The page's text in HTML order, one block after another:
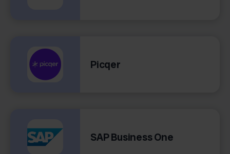
Picqer
SAP Business One